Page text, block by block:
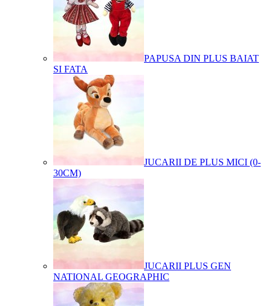
PAPUSA DIN PLUS BAIAT
SI FATA
JUCARII DE PLUS MICI (0-
30CM)
JUCARII PLUS GEN
NATIONAL GEOGRAPHIC